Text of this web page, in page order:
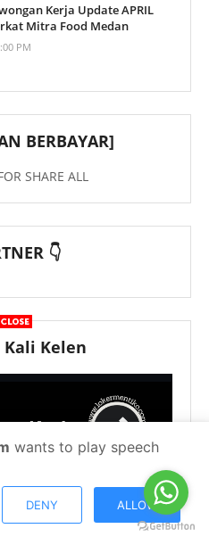
Kerja Update APRIL
Mitra Food Medan
PM
BERBAYAR]
SHARE ALL
👇
Kelen
Situ
wants to play speech
DENY ALLOW